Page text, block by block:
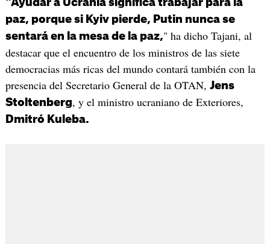
"Ayudar a Ucrania significa trabajar para la
paz, porque si Kyiv pierde, Putin nunca se
sentará en la mesa de la paz," ha dicho Tajani, al
destacar que el encuentro de los ministros de las siete
democracias más ricas del mundo contará también con la
presencia del Secretario General de la OTAN, Jens
Stoltenberg, y el ministro ucraniano de Exteriores,
Dmitró Kuleba.